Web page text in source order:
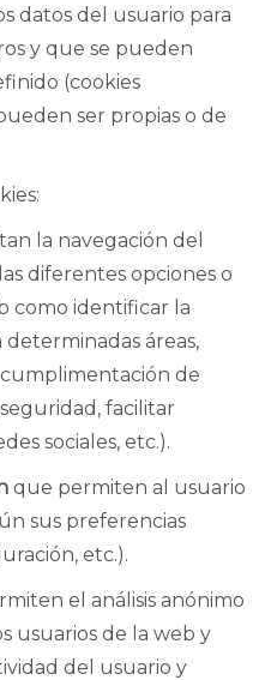
datos del usuario para
y que se pueden
(cookies
ser propias o de
la navegación del
diferentes opciones o
como identificar la
determinadas áreas,
de
facilitar
sociales, etc.).
que permiten al usuario
sus preferencias
etc.).
el análisis anónimo
usuarios de la web y
del usuario y